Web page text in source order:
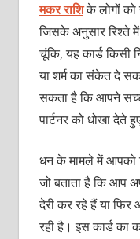
मकर राशिके लोगों को
जिसके अनुसार रिश्‍ते
चूंकि, यह कार्ड किसी
या शर्म का संकेत दे
सकता है कि आपने
पार्टनर को धोखा देते
धन के मामले में आपको
जो बताता है कि आप
देरी कर रहे हैं या फिर
रही है। इस कार्ड